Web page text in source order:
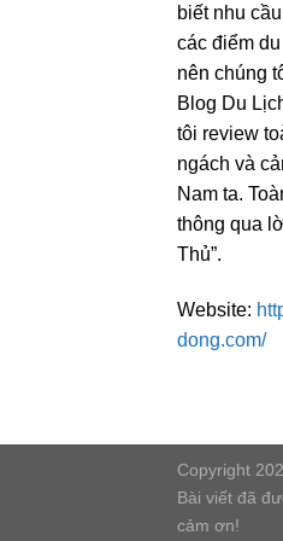
biết nhu
các điểm
nên chúng
Blog Du
tôi review
ngách và
Nam ta.
thông qua
Thủ”.
Website:
dong.com/
Copyright
Bài viết đã
cảm ơn!